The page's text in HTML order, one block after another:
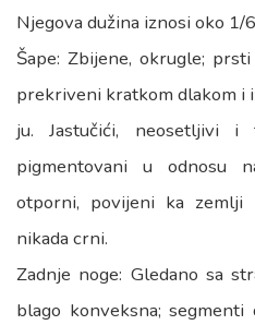
Njegova dužina iznosi oko 1/
Šape: Zbijene, okrugle;
prekriveni kratkom dlakom i
ju. Jastučići, neosetljivi
pigmentovani u odnosu
otporni, povijeni ka zemlji
nikada crni.
Zadnje noge: Gledano sa
blago konveksna;